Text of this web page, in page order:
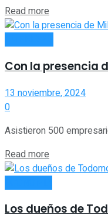
Read more
Con la presencia
13 noviembre, 2024
0
Asistieron 500
Read more
Los dueños de